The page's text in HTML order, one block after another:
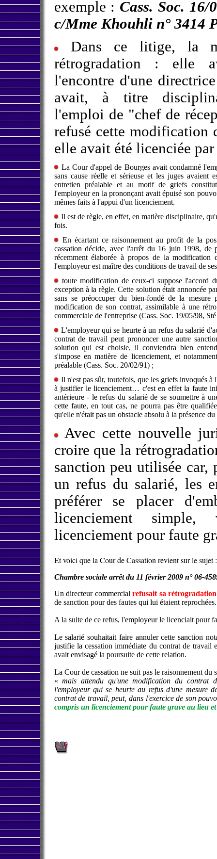
exemple : Cass. Soc.
c/Mme Khouhli n° 3414
Dans ce litige, la
rétrogradation : elle
l'encontre d'une
avait, à titre
l'emploi de "chef de
refusé cette modification
elle avait été licenciée
La Cour d'appel de Bourges avait condamné
sans cause réelle et sérieuse et les juges avaient
entretien préalable et au motif de griefs
l'employeur en la prononçant avait épuisé son
mêmes faits à l'appui d'un licenciement.
Il est de règle, en effet, en matière disciplinaire,
fois.
En écartant ce raisonnement au profit de la
cassation décide, avec l'arrêt du 16 juin 1998, de
récemment élaborée à propos de la
l'employeur est maître des conditions de travail de
toute modification de ceux-ci suppose l'accord
exception à la règle. Cette solution était annoncée
sans se préoccuper du bien-fondé de la
modification de son contrat, assimilable à une
commerciale de l'entreprise (Cass. Soc. 19/05/98,
L'employeur qui se heurte à un refus du salarié
contrat de travail peut prononcer une autre
solution qui est choisie, il conviendra bien
s'impose en matière de licenciement, et
préalable (Cass. Soc. 20/02/91) ;
Il n'est pas sûr, toutefois, que les griefs invoqués
à justifier le licenciement… c'est en effet la faute
antérieure - le refus du salarié de se soumettre à
cette faute, en tout cas, ne pourra pas être
qu'elle n'était pas un obstacle absolu à la présence
Avec cette nouvelle
croire que la
sanction peu utilisée car,
un refus du salarié, les
préférer se placer
licenciement
licenciement pour faute
Et voici que la Cour de Cassation revient sur le sujet :
Chambre sociale arrêt du 11 février 2009 n° 06-
Un directeur commercialrefusait sa rétrogradation
de sanction pour des fautes qui lui étaient reprochées.
A la suite de ce refus, l'employeur le licenciait pour
Le salarié souhaitait faire annuler cette sanction
justifie la cessation immédiate du contrat de travail
avait envisagé la poursuite de cette relation.
La Cour de cassation ne suit pas le raisonnement du
«mais attendu qu'une modification du contrat
l'employeur qui se heurte au refus d'une mesure
contrat de travail, peut, dans l'exercice de son
compris un licenciement pour faute grave au lieu